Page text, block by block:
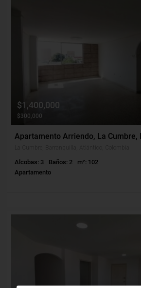
$1,400,000
$300,000
Alcobas: 3 Baños: 2
m²: 102
Apartamento